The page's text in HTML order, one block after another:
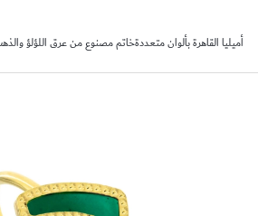
أميليا القاهرة بألوان متعددةخاتم مصنوع من عرق اللؤلؤ والذهب
انتقل